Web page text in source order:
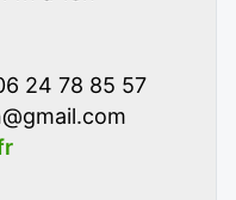
24 78 85 57